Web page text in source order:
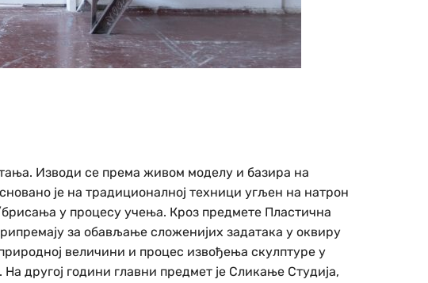
Изводи се према живом моделу и базира на
је на традиционалној техници угљен на натрон
у процесу учења. Кроз предмете Пластична
за обављање сложенијих задатака у оквиру
величини и процес извођења скулптуре у
другој години главни предмет је Сликање Студија,